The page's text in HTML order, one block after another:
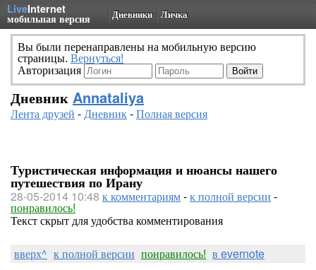
LiveInternet
мобильная версия Дневники Личка
Вы были перенаправлены на мобильную версию
страницы. Вернуться!
Авторизация
Дневник Annataliya
Лента друзей -Дневник-Полная версия
Туристическая информация и нюансы нашего
путешествия по Ирану
28-05-2014 10:48 к комментариям-к полной версии -
понравилось!
Текст скрыт для удобства комментирования
вверх^ к полной версии понравилось! в evernote